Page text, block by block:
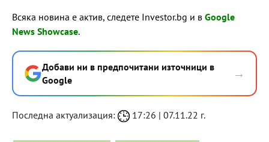
Всяка новина е актив, следете Investor.bg и в Google
News Showcase.
Добави ни в предпочитани източници в
Google
→
Последна актуализация: 17:26 | 07.11.22 г.